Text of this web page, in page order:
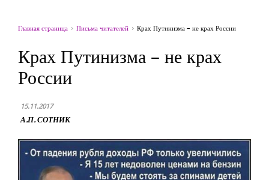
Главная страница Письма читателей Крах Путинизма – не крах России
Крах Путинизма – не крах
России
15.11.2017
А.П. СОТНИК